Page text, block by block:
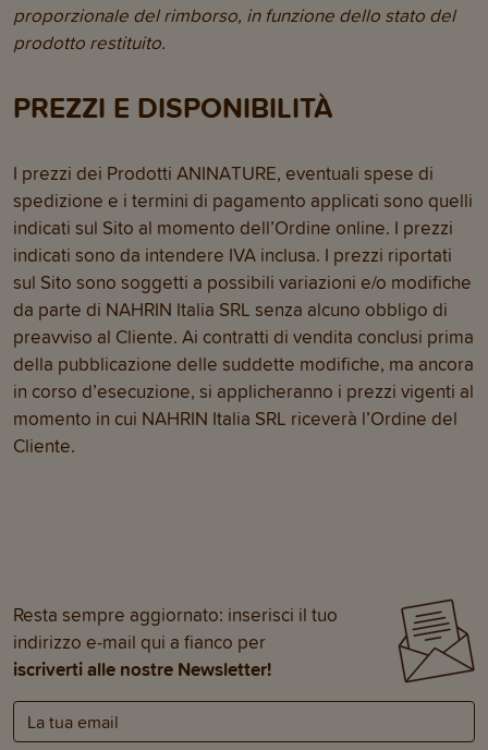
proporzionale del rimborso, in funzione dello stato del
prodotto restituito.
PREZZI E DISPONIBILITÀ
I prezzi dei Prodotti ANINATURE, eventuali spese di
spedizione e i termini di pagamento applicati sono quelli
indicati sul Sito al momento dell’Ordine online. I prezzi
indicati sono da intendere IVA inclusa. I prezzi riportati
sul Sito sono soggetti a possibili variazioni e/o modifiche
da parte di NAHRIN Italia SRL senza alcuno obbligo di
preavviso al Cliente. Ai contratti di vendita conclusi prima
della pubblicazione delle suddette modifiche, ma ancora
in corso d’esecuzione, si applicheranno i prezzi vigenti al
momento in cui NAHRIN Italia SRL riceverà l’Ordine del
Cliente.
Resta sempre aggiornato: inserisci il tuo
indirizzo e-mail qui a fianco per
iscriverti alle nostre Newsletter!